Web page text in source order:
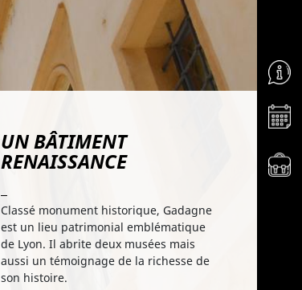
Aller
Aller
Aller
UN BÂTIMENT
RENAISSANCE
Classé monument historique, Gadagne
est un lieu patrimonial emblématique
de Lyon. Il abrite deux musées mais
aussi un témoignage de la richesse de
son histoire.